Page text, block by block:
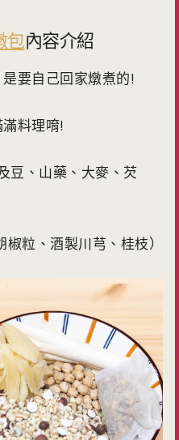
包內容介紹
是要自己回家燉煮的!
料理唷!
豆、山藥、大麥、芡
粒、酒製川芎、桂枝）